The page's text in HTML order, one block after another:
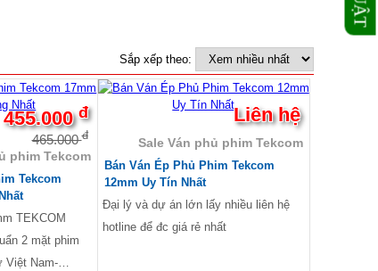
Sắp xếp theo:
455.000đ
465.000đ
phim Tekcom
Tekcom
TEKCOM
2 mặt phim
Việt Nam-
Liên hệ
Sale Ván phủ phim Tekcom
Bán Ván Ép Phủ Phim Tekcom
12mm Uy Tín Nhất
Đại lý và dự án lớn lấy nhiều liên hệ
hotline để đc giá rẻ nhất